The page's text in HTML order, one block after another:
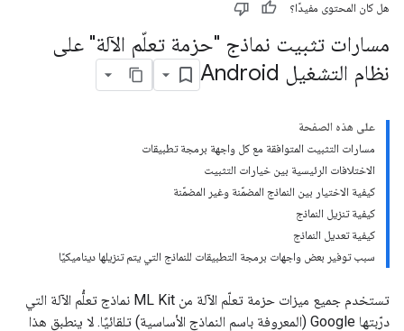
هل كان المحتوى مفيدًا؟
مسارات تثبيت نماذج "حزمة تعلّم الآلة" على
نظام التشغيل Android
على هذه الصفحة
مسارات التثبيت المتوافقة مع كل واجهة برمجة تطبيقات
الاختلافات الرئيسية بين خيارات التثبيت
كيفية الاختيار بين النماذج المضمّنة وغير المضمّنة
كيفية تنزيل النماذج
كيفية تعديل النماذج
سبب توفير بعض واجهات برمجة التطبيقات للنماذج التي يتم تنزيلها ديناميكيًا
تستخدم جميع ميزات حزمة تعلّم الآلة من ML Kit نماذج تعلُّم الآلة التي
درّبتها Google (المعروفة باسم النماذج الأساسية) تلقائيًا. لا ينطبق هذا